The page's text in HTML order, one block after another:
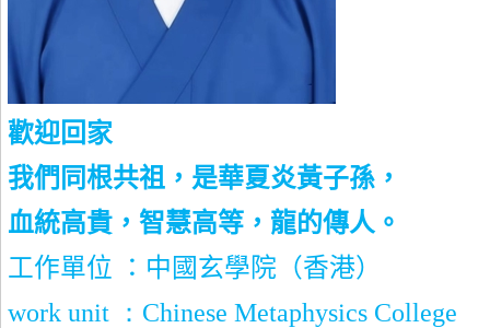
歡迎回家
我們同根共祖，是華夏炎黃子孫，
血統高貴，智慧高等，龍的傳人。
工作單位 ：中國玄學院（香港）
work unit
： Chinese Metaphysics College